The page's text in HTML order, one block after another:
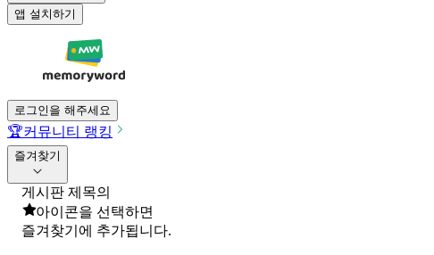
앱 설치하기
로그인을 해주세요
🏆커뮤니티 랭킹
즐겨찾기
게시판 제목의
아이콘을 선택하면
즐겨찾기에 추가됩니다.